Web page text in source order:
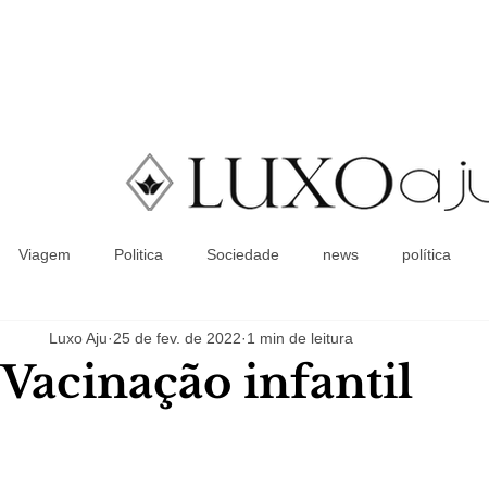
Coluna Social
Viagem Politica Sociedade news política
Vacinação infantil
Luxo Aju 25 de fev. de 2022 1 min de leitura